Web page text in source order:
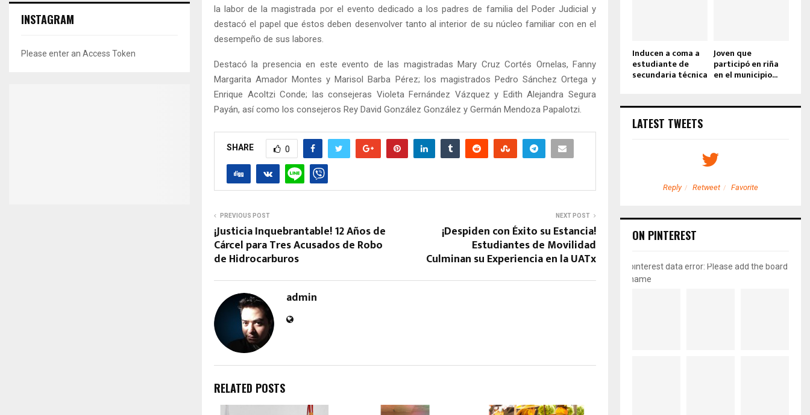
la labor de la magistrada por el evento dedicado a los padres de familia del Poder Judicial y
destacó el papel que éstos deben desenvolver tanto al interior de su núcleo familiar con en el
desempeño de sus labores.
Destacó la presencia en este evento de las magistradas Mary Cruz Cortés Ornelas, Fanny
Margarita Amador Montes y Marisol Barba Pérez; los magistrados Pedro Sánchez Ortega y
Enrique Acoltzi Conde; las consejeras Violeta Fernández Vázquez y Edith Alejandra Segura
Payán, así como los consejeros Rey David González González y Germán Mendoza Papalotzi.
SHARE 0
PREVIOUS POST
¡Justicia Inquebrantable! 12 Años de
Cárcel para Tres Acusados de Robo
de Hidrocarburos
NEXT POST
¡Despiden con Éxito su Estancia!
Estudiantes de Movilidad
Culminan su Experiencia en la UATx
admin
RELATED POSTS
INSTAGRAM
Please enter an Access Token Inducen a coma a
estudiante de
secundaria técnica
Joven que
participó en riña
en el municipio...
LATEST TWEETS
Reply Retweet Favorite
ON PINTEREST
pinterest data error: Please add the board
name